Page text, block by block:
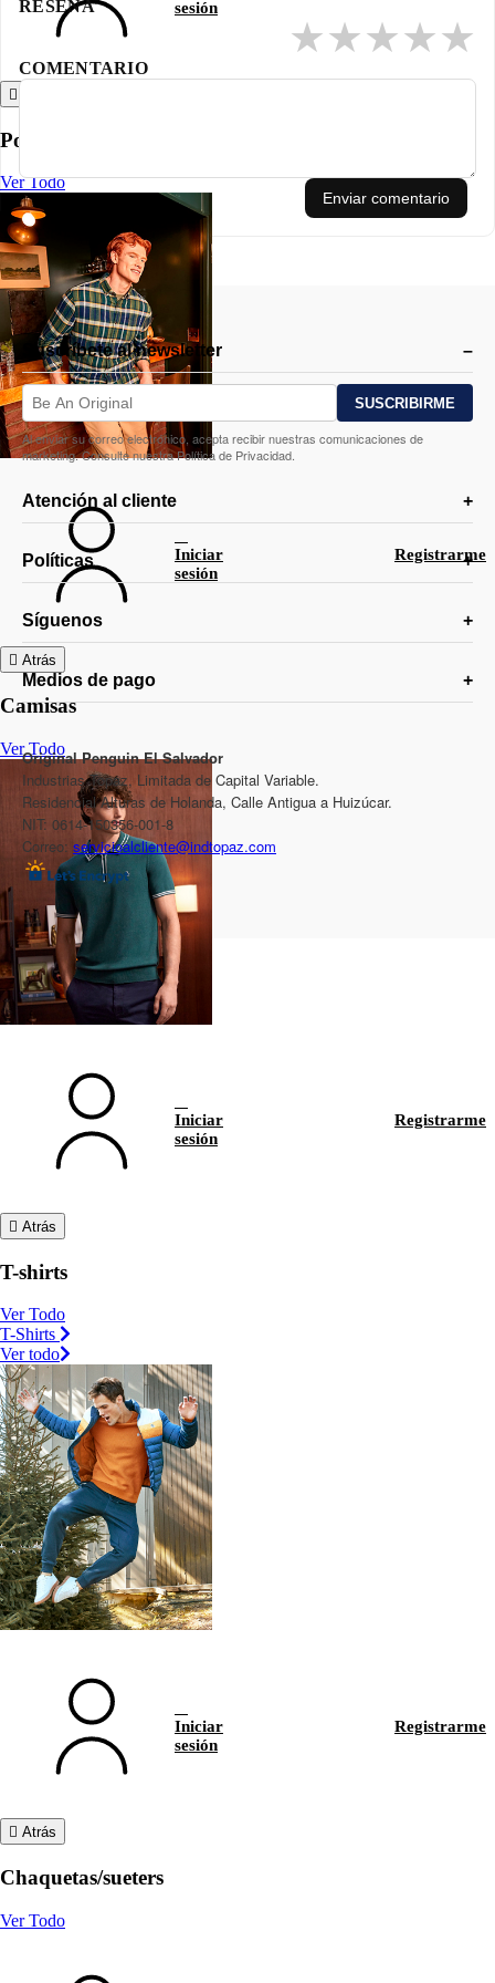
sesión
Polos
Ver Todo
Iniciar
sesión
Registrarme
Atrás
Camisas
Ver Todo
Iniciar
sesión
Registrarme
Atrás
T-shirts
Ver Todo
T-Shirts
Ver todo
Iniciar
sesión
Registrarme
Atrás
Chaquetas/sueters
Ver Todo
RESEÑA
★
★
★
★
★
COMENTARIO
Enviar comentario
Suscríbete al newsletter
Al enviar su correo electrónico, acepta recibir nuestras comunicaciones de
marketing. Consulte nuestra Política de Privacidad.
Atención al cliente
Políticas
Síguenos
Medios de pago
Original Penguin El Salvador
Industrias Topaz, Limitada de Capital Variable.
Residencial Alturas de Holanda, Calle Antigua a Huizúcar.
NIT: 0614-150356-001-8
Correo: servicioalcliente@indtopaz.com